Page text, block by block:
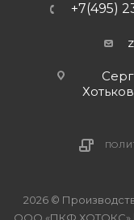
+7(495)
2026 ©